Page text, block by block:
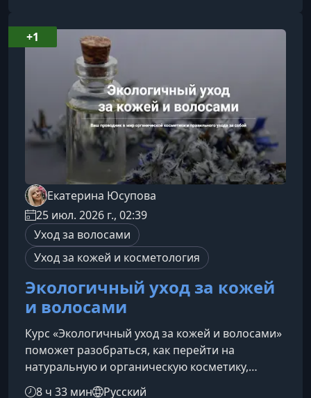
приготовлению курицы создан для тех, кто
хочет готовить не только по рецептам, но и с
пониманием логики блюда: как сохранить
сочность, усилить
Екатерина Юсупова
25 июл. 2026 г., 02:39
Уход за волосами
Уход за кожей и косметология
Экологичный уход за кожей
и волосами
Курс «Экологичный уход за кожей и волосами»
поможет разобраться, как перейти на
натуральную и органическую косметику,
научиться читать составы, выбирать
8 ч 33 мин Русский
+1